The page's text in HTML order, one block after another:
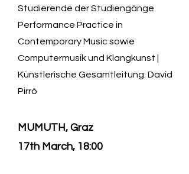
Studierende der Studiengänge
Performance Practice in
Contemporary Music sowie
Computermusik und Klangkunst |
Künstlerische Gesamtleitung: David
Pirrò
MUMUTH, Graz
17th March, 18:00